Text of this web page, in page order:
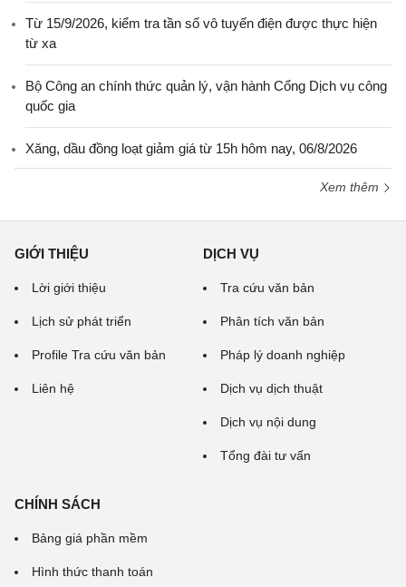
Từ 15/9/2026, kiểm tra tần số vô tuyến điện được thực hiện
từ xa
Bộ Công an chính thức quản lý, vận hành Cổng Dịch vụ công
quốc gia
Xăng, dầu đồng loạt giảm giá từ 15h hôm nay, 06/8/2026
Xem thêm
GIỚI THIỆU
Lời giới thiệu
Lịch sử phát triển
Profile Tra cứu văn bản
Liên hệ
DỊCH VỤ
Tra cứu văn bản
Phân tích văn bản
Pháp lý doanh nghiệp
Dịch vụ dịch thuật
Dịch vụ nội dung
Tổng đài tư vấn
CHÍNH SÁCH
Bảng giá phần mềm
Hình thức thanh toán